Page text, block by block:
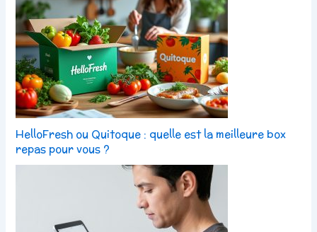
HelloFresh ou Quitoque : quelle est la meilleure box
repas pour vous ?